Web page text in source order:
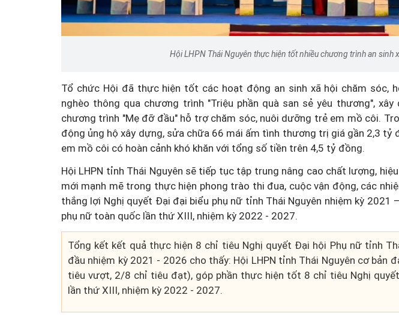
Hội LHPN Thái Nguyên thực hiện tốt nhiều chương trình an sinh
Tổ chức Hội đã thực hiện tốt các hoạt động an sinh xã hội chăm sóc,
nghèo thông qua chương trình "Triệu phần quà san sẻ yêu thương",
chương trình "Mẹ đỡ đầu" hỗ trợ chăm sóc, nuôi dưỡng trẻ em mồ côi.
động ủng hộ xây dựng, sửa chữa 66 mái ấm tình thương trị giá gần 2,3 tỷ
em mồ côi có hoàn cảnh khó khăn với tổng số tiền trên 4,5 tỷ đồng.
Hội LHPN tỉnh Thái Nguyên sẽ tiếp tục tập trung nâng cao chất lượng,
mới mạnh mẽ trong thực hiện phong trào thi đua, cuộc vận động, các
thắng lợi Nghị quyết Đại đại biểu phụ nữ tỉnh Thái Nguyên nhiệm kỳ 2021
phụ nữ toàn quốc lần thứ XIII, nhiệm kỳ 2022 - 2027.
Tổng kết kết quả thực hiện 8 chỉ tiêu Nghị quyết Đại hội Phụ nữ tỉnh
đầu nhiệm kỳ 2021 - 2026 cho thấy: Hội LHPN tỉnh Thái Nguyên cơ bản
tiêu vượt, 2/8 chỉ tiêu đạt), góp phần thực hiện tốt 8 chỉ tiêu Nghị
lần thứ XIII, nhiệm kỳ 2022 - 2027.
Đổi mới tư duy quản lý trong
Luật An toàn thực phẩm sửa đổi
chuyển